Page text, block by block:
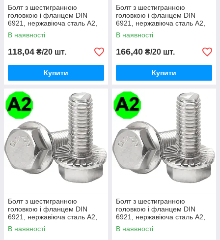
Болт з шестигранною
головкою і фланцем DIN
6921, нержавіюча сталь А2,
М6 X 16
В наявності
118,04 ₴/20 шт.
Купити
Болт з шестигранною
головкою і фланцем DIN
6921, нержавіюча сталь А2,
М6 X 35
В наявності
166,40 ₴/20 шт.
Купити
Болт з шестигранною
головкою і фланцем DIN
6921, нержавіюча сталь А2,
М6 X 45
В наявності
Болт з шестигранною
головкою і фланцем DIN
6921, нержавіюча сталь А2,
М8 X 20
В наявності